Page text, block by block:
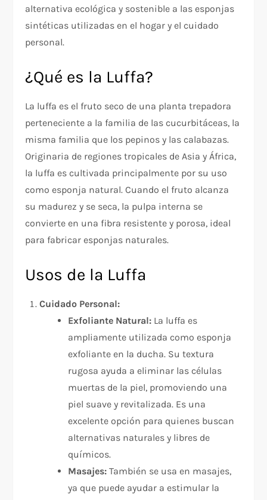
alternativa ecológica y sostenible a las esponjas
sintéticas utilizadas en el hogar y el cuidado
personal.
¿Qué es la Luffa?
La luffa es el fruto seco de una planta trepadora
perteneciente a la familia de las cucurbitáceas, la
misma familia que los pepinos y las calabazas.
Originaria de regiones tropicales de Asia y África,
la luffa es cultivada principalmente por su uso
como esponja natural. Cuando el fruto alcanza
su madurez y se seca, la pulpa interna se
convierte en una fibra resistente y porosa, ideal
para fabricar esponjas naturales.
Usos de la Luffa
Cuidado Personal:
Exfoliante Natural: La luffa es
ampliamente utilizada como esponja
exfoliante en la ducha. Su textura
rugosa ayuda a eliminar las células
muertas de la piel, promoviendo una
piel suave y revitalizada. Es una
excelente opción para quienes buscan
alternativas naturales y libres de
químicos.
Masajes: También se usa en masajes,
ya que puede ayudar a estimular la